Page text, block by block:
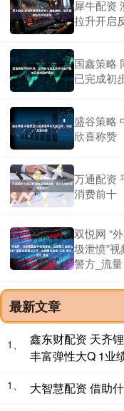
犀牛配资
拉升开启
国鑫策略
已完成初
盛谷策略
欣喜称赞
万通配资
消费前十
双悦网 “
圾泄愤”
警方_流量
最新文章
1、
鑫东财配资 天齐
丰富弹性大Q 1业
1、 大智慧配资 借助